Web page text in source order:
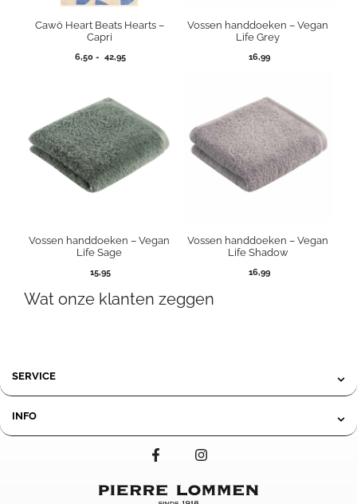
Cawö Heart Beats Hearts –
Capri
6,50 - 42,95Prijsklasse:
Vossen handdoeken – Vegan
Life Grey
16,99
Vossen handdoeken – Vegan
Life Sage
15,95
Vossen handdoeken – Vegan
Life Shadow
16,99
Wat onze klanten zeggen
SERVICE
INFO